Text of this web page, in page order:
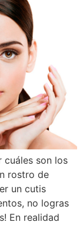
cuáles son los
rostro de
un cutis
no logras
En realidad